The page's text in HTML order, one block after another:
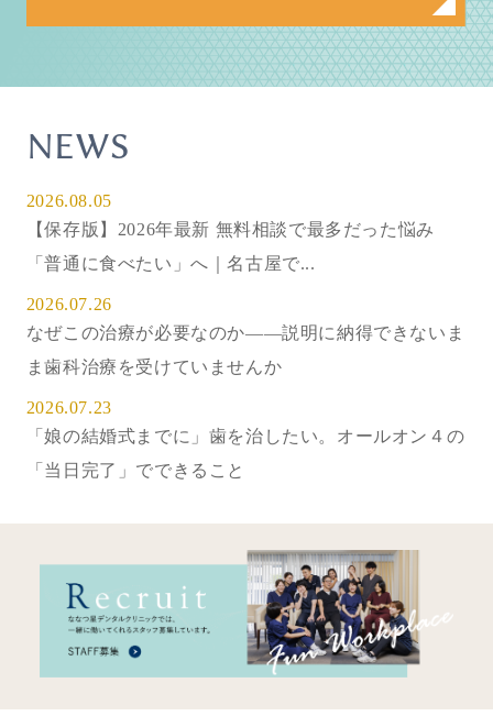
NEWS
2026.08.05
【保存版】2026年最新 無料相談で最多だった悩み
「普通に食べたい」へ｜名古屋で...
2026.07.26
なぜこの治療が必要なのか——説明に納得できないま
ま歯科治療を受けていませんか
2026.07.23
「娘の結婚式までに」歯を治したい。オールオン４の
「当日完了」でできること